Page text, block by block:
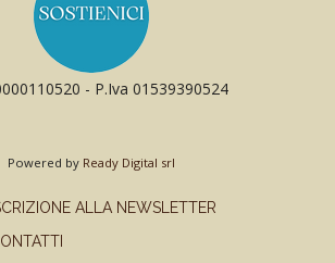
- P.Iva 01539390524
Powered by Ready Digital srl
ALLA NEWSLETTER